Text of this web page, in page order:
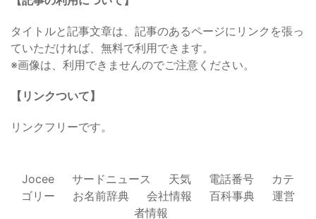
タイトルと記事文章は、記事のあるページにリンクを張っ
ていただければ、無料で利用できます。
※画像は、利用できませんのでご注意ください。
【リンクついて】
リンクフリーです。
Jocee サードニュース 天気 電話番号
カテ
ゴリー
お名前辞典 会社情報 百科事典
運営
者情報